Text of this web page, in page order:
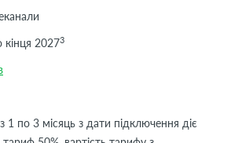
кінця 20273
1 по 3 місяць з дати підключення діє